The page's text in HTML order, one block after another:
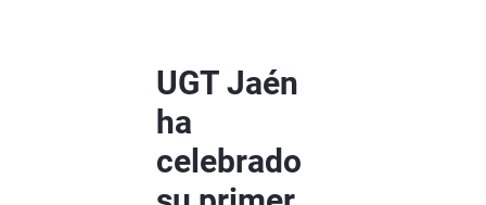
UGT Jaén
ha
celebrado